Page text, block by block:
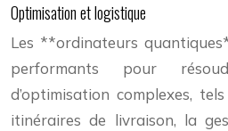
Optimisation et logistique
Les **ordinateurs
performants pour
d’optimisation complexes,
itinéraires de livraison, la